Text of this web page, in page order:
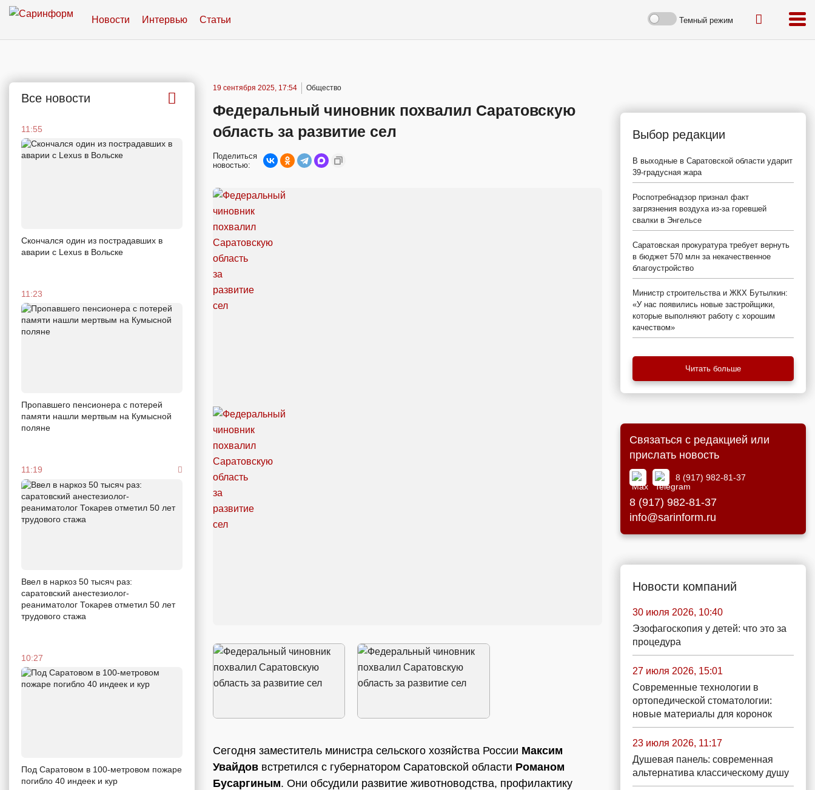
Новости Интервью Статьи Темный режим
Все новости
11:55
Скончался один из пострадавших в
аварии c Lexus в Вольске
11:23
Пропавшего пенсионера с потерей
памяти нашли мертвым на Кумысной
поляне
11:19
Ввел в наркоз 50 тысяч раз:
саратовский анестезиолог-
реаниматолог Токарев отметил 50 лет
трудового стажа
10:27
Под Саратовом в 100-метровом пожаре
погибло 40 индеек и кур
19 сентября 2025, 17:54 Общество
Федеральный чиновник похвалил Саратовскую
область за развитие сел
Поделиться
новостью:
Сегодня заместитель министра сельского хозяйства России Максим
Увайдов встретился с губернатором Саратовской области Романом
Бусаргиным. Они обсудили развитие животноводства, профилактику
Выбор редакции
В выходные в Саратовской области ударит
39-градусная жара
Роспотребнадзор признал факт
загрязнения воздуха из-за горевшей
свалки в Энгельсе
Саратовская прокуратура требует вернуть
в бюджет 570 млн за некачественное
благоустройство
Министр строительства и ЖКХ Бутылкин:
«У нас появились новые застройщики,
которые выполняют работу с хорошим
качеством»
Читать больше
Связаться с редакцией или
прислать новость
8 (917) 982-81-37
8 (917) 982-81-37
info@sarinform.ru
Новости компаний
30 июля 2026, 10:40
Эзофагоскопия у детей: что это за
процедура
27 июля 2026, 15:01
Современные технологии в
ортопедической стоматологии:
новые материалы для коронок
23 июля 2026, 11:17
Душевая панель: современная
альтернатива классическому душу